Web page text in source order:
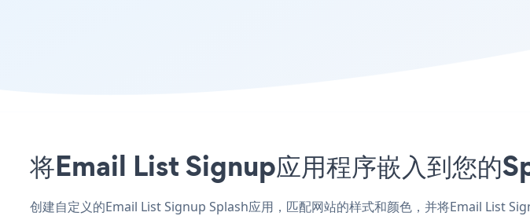
将Email List Signup应用程序嵌入到您的
创建自定义的Email List Signup Splash应用，匹配网站的样式和颜色，并将Email List